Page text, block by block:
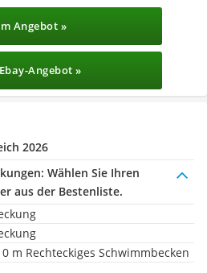
Angebot »
Angebot »
2026
Wählen Sie Ihren
aus der Bestenliste.
m Rechteckiges Schwimmbecken